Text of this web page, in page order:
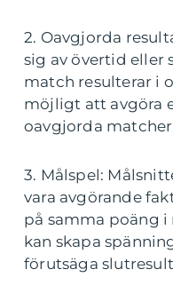
2. Oavgjorda
sig av övertid eller
match resulterar i
möjligt att avgöra
oavgjorda
3. Målspel:
vara avgörande
på samma poäng
kan skapa
förutsäga